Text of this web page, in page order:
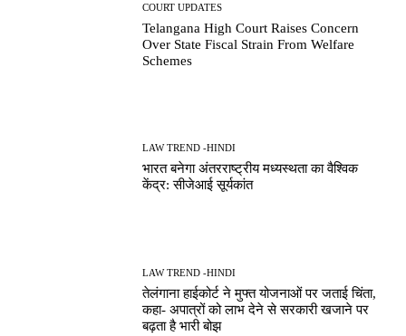
COURT UPDATES
Telangana High Court Raises Concern
Over State Fiscal Strain From Welfare
Schemes
LAW TREND -HINDI
भारत बनेगा अंतरराष्ट्रीय मध्यस्थता का वैश्विक
केंद्र: सीजेआई सूर्यकांत
LAW TREND -HINDI
तेलंगाना हाईकोर्ट ने मुफ्त योजनाओं पर जताई चिंता,
कहा- अपात्रों को लाभ देने से सरकारी खजाने पर
बढ़ता है भारी बोझ